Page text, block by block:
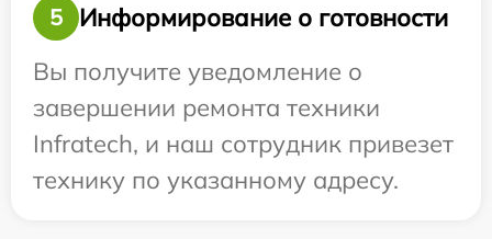
5
Информирование о готовности
Вы получите уведомление о
завершении ремонта техники
Infratech, и наш сотрудник привезет
технику по указанному адресу.